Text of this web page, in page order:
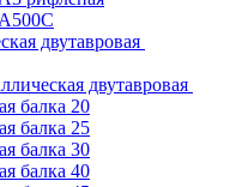
двутавровая
двутавровая
балка 20
балка 25
балка 30
балка 40